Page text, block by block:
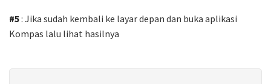
#5: Jika sudah kembali ke layar depan dan buka aplikasi
Kompas lalu lihat hasilnya